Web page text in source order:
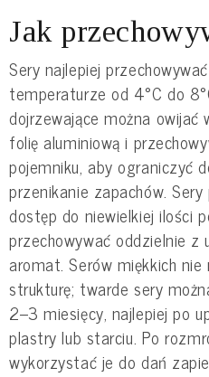
Jak
Sery najlepiej
temperaturze od 4°C do
dojrzewające można owijać
folię aluminiową i
pojemniku, aby ograniczyć
przenikanie zapachów.
dostęp do niewielkiej ilości
przechowywać oddzielnie
aromat. Serów miękkich
strukturę; twarde sery
2–3 miesięcy, najlepiej po
plastry lub starciu. Po
wykorzystać je do dań